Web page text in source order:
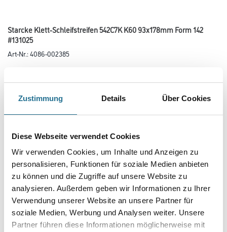
Zustimmung Details Über Cookies
Diese Webseite verwendet Cookies
Wir verwenden Cookies, um Inhalte und Anzeigen zu
personalisieren, Funktionen für soziale Medien anbieten
zu können und die Zugriffe auf unsere Website zu
analysieren. Außerdem geben wir Informationen zu Ihrer
Verwendung unserer Website an unsere Partner für
soziale Medien, Werbung und Analysen weiter. Unsere
Partner führen diese Informationen möglicherweise mit
Starcke Klett-Schleifstreifen 542C7K K60 93x178mm Form 142
#131025
Art-Nr.:4086-002385
Breite in millimeter
Körnung
Umrechnungsfaktoren